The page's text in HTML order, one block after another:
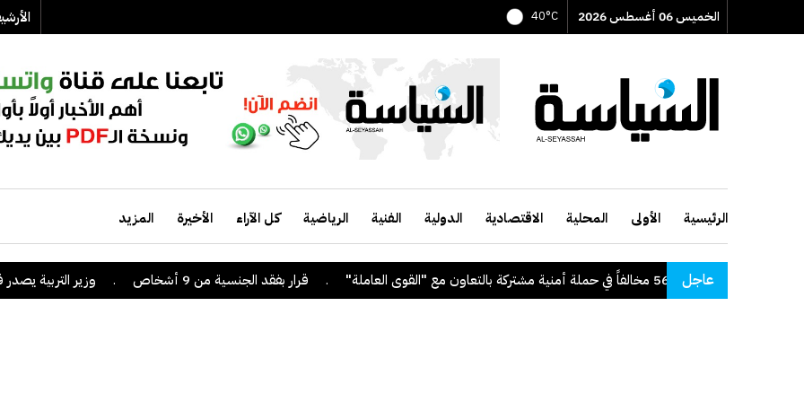
الخميس 06 أغسطس 2026 40°C
الرئيسية الأولى المحلية الاقتصادية الدولية الفنية الرياضية كل الآراء الأخيرة المزيد
عاجل . قرار بفقد الجنسية من 9 أشخاص . وزير التربية يصدر قراراً